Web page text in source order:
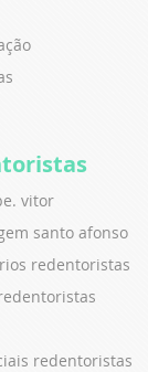
vitor
santo afonso
redentoristas
redentoristas